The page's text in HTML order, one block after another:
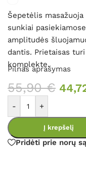
Šepetėlis
sunkiai
amplitudės
dantis. Prietaisas
komplekte.
Pilnas aprašymas
55,90€
- +
Į krepšelį
Pridėti prie norų